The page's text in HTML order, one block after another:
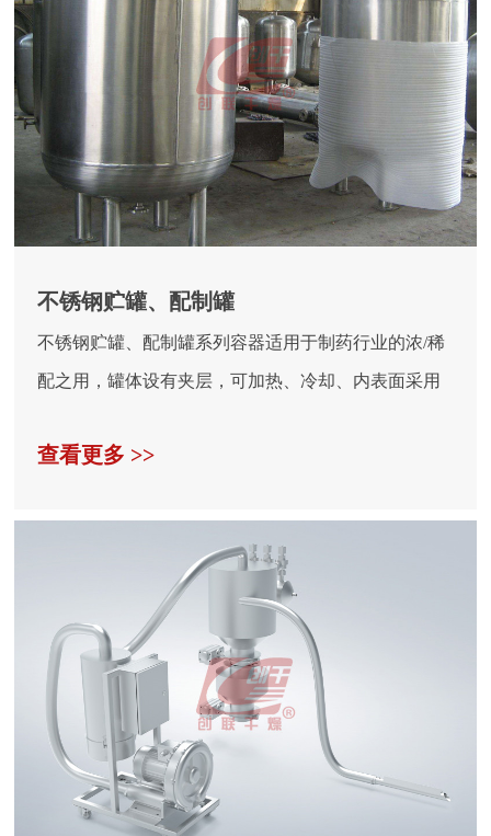
不锈钢贮罐、配制罐
不锈钢贮罐、配制罐系列容器适用于制药行业的浓/稀
配之用，罐体设有夹层，可加热、冷却、内表面采用
查看更多 >>